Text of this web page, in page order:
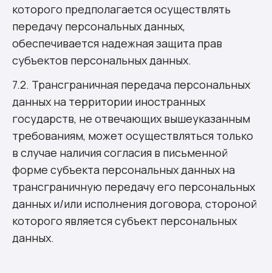
которого предполагается осуществлять
передачу персональных данных,
обеспечивается надежная защита прав
субъектов персональных данных.
7.2. Трансграничная передача персональных
данных на территории иностранных
государств, не отвечающих вышеуказанным
требованиям, может осуществляться только
в случае наличия согласия в письменной
форме субъекта персональных данных на
трансграничную передачу его персональных
данных и/или исполнения договора, стороной
которого является субъект персональных
данных.